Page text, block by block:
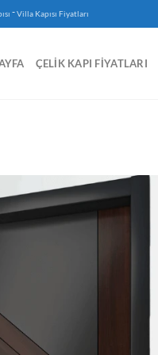
-Villa Kapısı Fiyatları
ÇELIK KAPI FIYATLARI